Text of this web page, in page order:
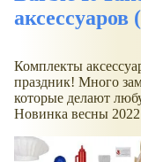
Комплекты
праздник! Много
которые делают
Новинка весны 2022